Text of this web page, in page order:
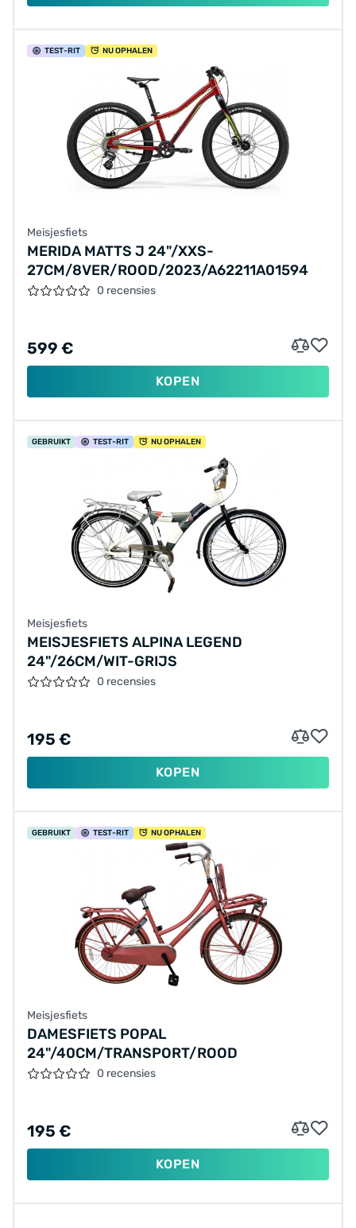
TEST-RIT NU OPHALEN
Meisjesfiets
MERIDA MATTS J 24"/XXS-
27CM/8VER/ROOD/2023/A62211A01594
0 recensies
599 €
KOPEN
GEBRUIKT TEST-RIT NU OPHALEN
Meisjesfiets
MEISJESFIETS ALPINA LEGEND
24"/26CM/WIT-GRIJS
0 recensies
195 €
KOPEN
GEBRUIKT TEST-RIT NU OPHALEN
Meisjesfiets
DAMESFIETS POPAL
24"/40CM/TRANSPORT/ROOD
0 recensies
195 €
KOPEN